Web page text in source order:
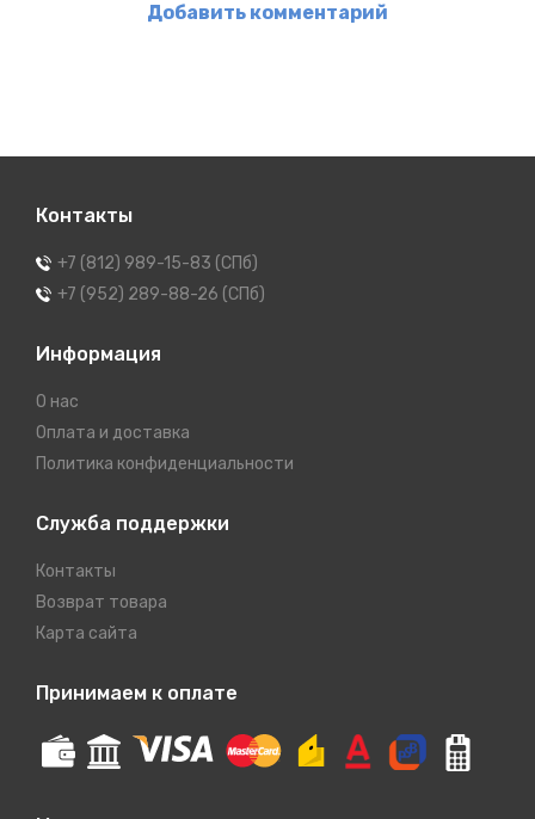
Добавить комментарий
Контакты
+7 (812) 989-15-83 (СПб)
+7 (952) 289-88-26 (СПб)
Информация
О нас
Оплата и доставка
Политика конфиденциальности
Служба поддержки
Контакты
Возврат товара
Карта сайта
Принимаем к оплате